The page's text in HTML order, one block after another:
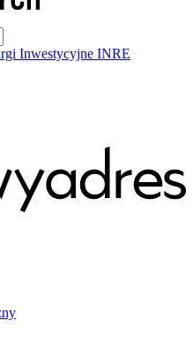
Inwestycyjne INRE